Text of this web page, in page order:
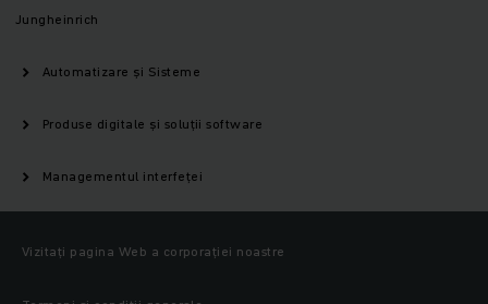
Jungheinrich
Automatizare și Sisteme
Produse digitale și soluții software
Managementul interfeței
Vizitați pagina Web a corporației noastre